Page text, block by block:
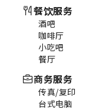
餐饮服务
酒吧
咖啡厅
小吃吧
餐厅
商务服务
传真/复印
台式电脑